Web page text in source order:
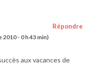
2010 - 0 h 43 min)
Répondre
aux vacances de